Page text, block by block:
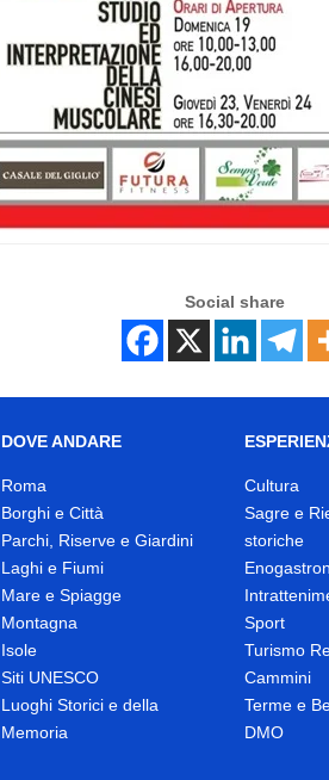
Social share
DOVE ANDARE
Roma
Borghi e Città
Parchi, Riserve e Giardini
Laghi e Fiumi
Mare e Spiagge
Montagna
Isole
Siti UNESCO
Luoghi Storici e della
Memoria
Cultura
Sagre e
storiche
Sport
Turismo
Cammini
Terme e
DMO